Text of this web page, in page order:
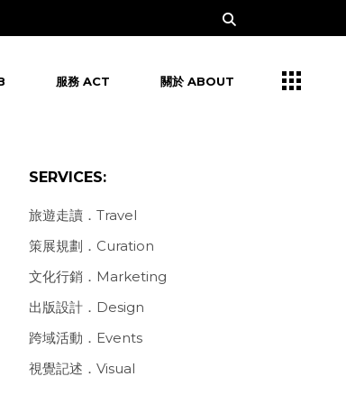
服務 ACT 關於 ABOUT
SERVICES:
旅遊走讀．Travel
策展規劃．Curation
文化行銷．Marketing
出版設計．Design
跨域活動．Events
視覺記述．Visual